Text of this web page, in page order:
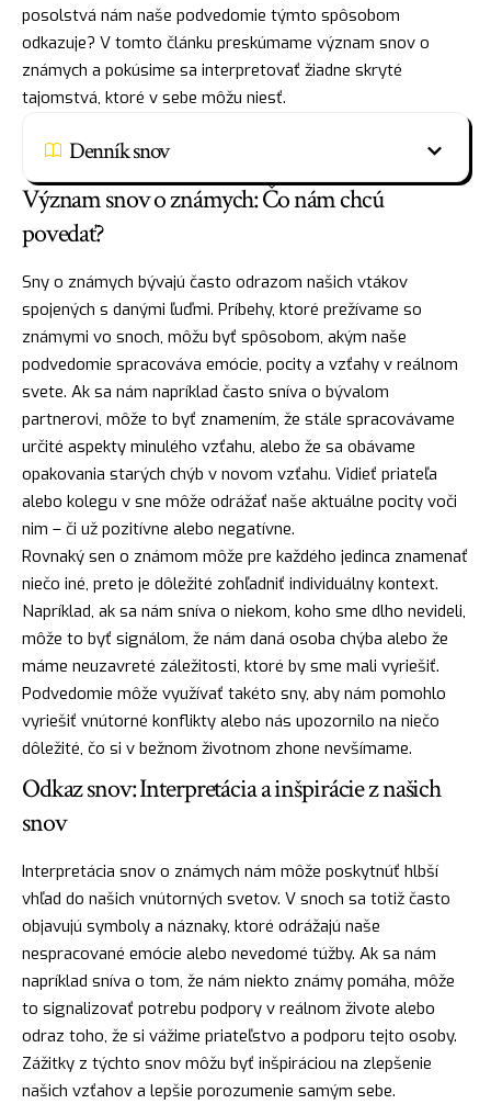
posolstvá nám naše podvedomie týmto spôsobom
odkazuje? V tomto článku preskúmame význam snov o
známych a pokúsime sa interpretovať žiadne skryté
tajomstvá, ktoré v sebe môžu niesť.
Denník snov
Význam snov o známych: Čo nám chcú
povedať?
Sny o známych bývajú často odrazom našich vtákov
spojených s danými ľuďmi. Príbehy, ktoré prežívame so
známymi vo snoch, môžu byť spôsobom, akým naše
podvedomie spracováva emócie, pocity a vzťahy v reálnom
svete. Ak sa nám napríklad často sníva o bývalom
partnerovi, môže to byť znamením, že stále spracovávame
určité aspekty minulého vzťahu, alebo že sa obávame
opakovania starých chýb v novom vzťahu. Vidieť priateľa
alebo kolegu v sne môže odrážať naše aktuálne pocity voči
nim – či už pozitívne alebo negatívne.
Rovnaký sen o známom môže pre každého jedinca znamenať
niečo iné, preto je dôležité zohľadniť individuálny kontext.
Napríklad, ak sa nám sníva o niekom, koho sme dlho nevideli,
môže to byť signálom, že nám daná osoba chýba alebo že
máme neuzavreté záležitosti, ktoré by sme mali vyriešiť.
Podvedomie môže využívať takéto sny, aby nám pomohlo
vyriešiť vnútorné konflikty alebo nás upozornilo na niečo
dôležité, čo si v bežnom životnom zhone nevšímame.
Odkaz snov: Interpretácia a inšpirácie z našich
snov
Interpretácia snov o známych nám môže poskytnúť hlbší
vhľad do našich vnútorných svetov. V snoch sa totiž často
objavujú symboly a náznaky, ktoré odrážajú naše
nespracované emócie alebo nevedomé túžby. Ak sa nám
napríklad sníva o tom, že nám niekto známy pomáha, môže
to signalizovať potrebu podpory v reálnom živote alebo
odraz toho, že si vážime priateľstvo a podporu tejto osoby.
Zážitky z týchto snov môžu byť inšpiráciou na zlepšenie
našich vzťahov a lepšie porozumenie samým sebe.